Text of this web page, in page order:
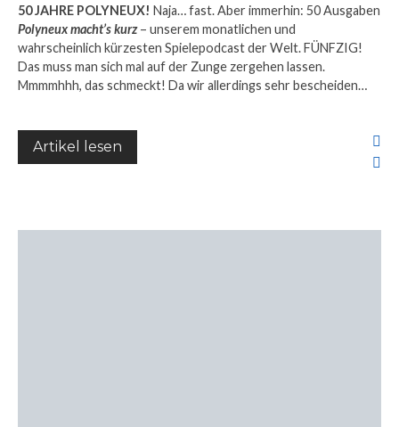
50 JAHRE POLYNEUX! Naja… fast. Aber immerhin: 50 Ausgaben
Polyneux macht’s kurz– unserem monatlichen und
wahrscheinlich kürzesten Spielepodcast der Welt. FÜNFZIG!
Das muss man sich mal auf der Zunge zergehen lassen.
Mmmmhhh, das schmeckt! Da wir allerdings sehr bescheiden…
Artikel lesen